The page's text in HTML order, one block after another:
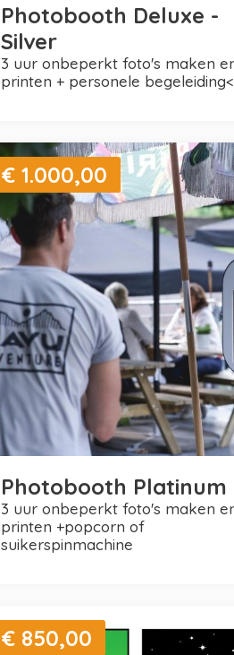
Photobooth Deluxe -
Silver
3 uur onbeperkt foto's maken en
printen + personele begeleiding<
€ 1.000,00
Photobooth Platinum
3 uur onbeperkt foto's maken en
printen +popcorn of
suikerspinmachine
€ 850,00